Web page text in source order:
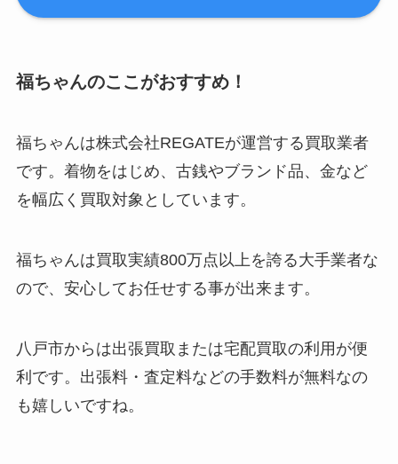
福ちゃんのここがおすすめ！
福ちゃんは株式会社REGATEが運営する買取業者
です。着物をはじめ、古銭やブランド品、金など
を幅広く買取対象としています。
福ちゃんは買取実績800万点以上を誇る大手業者な
ので、安心してお任せする事が出来ます。
八戸市からは出張買取または宅配買取の利用が便
利です。出張料・査定料などの手数料が無料なの
も嬉しいですね。